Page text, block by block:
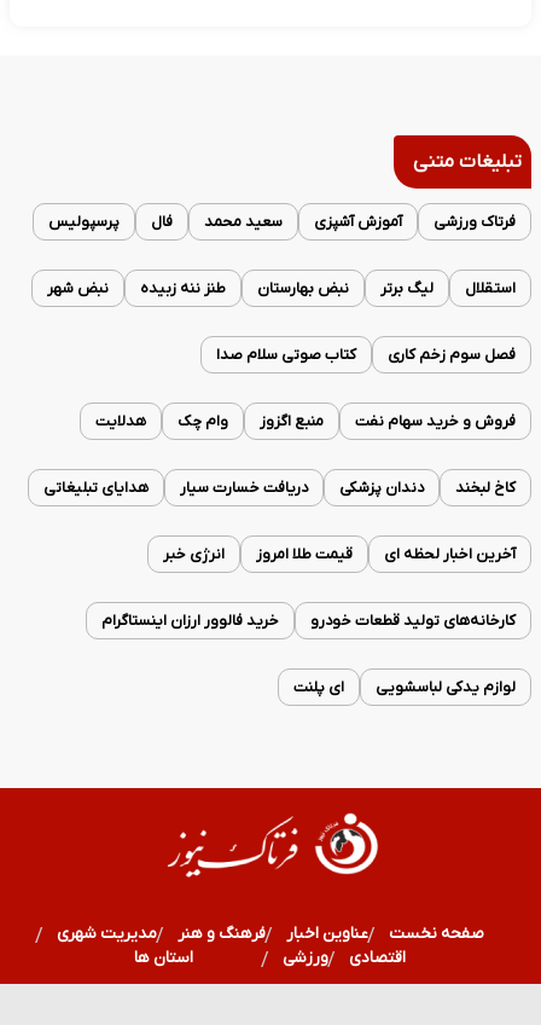
تبلیغات متنی
فرتاک ورزشی آموزش آشپزی سعید محمد فال پرسپولیس
استقلال لیگ برتر نبض بهارستان طنز ننه زبیده نبض شهر
فصل سوم زخم کاری کتاب صوتی سلام صدا
فروش و خرید سهام نفت منبع اگزوز وام چک هدلایت
کاخ لبخند دندان پزشکی دریافت خسارت سیار هدایای تبلیغاتی
آخرین اخبار لحظه ای قیمت طلا امروز انرژی خبر
کارخانه‌های تولید قطعات خودرو خرید فالوور ارزان اینستاگرام
لوازم یدکی لباسشویی ای پلنت
صفحه نخست عناوین اخبار فرهنگ و هنر
مدیریت شهری
اقتصادی
ورزشی سلامت استان ها